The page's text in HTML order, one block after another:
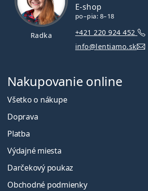
Radka
E-shop
po–pia: 8–18
+421 220 924 452
info@lentiamo.sk
Nakupovanie online
Všetko o nákupe
Doprava
Platba
Výdajné miesta
Darčekový poukaz
Obchodné podmienky